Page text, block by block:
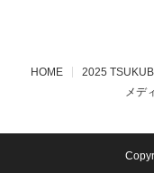
HOME 2025
メデ